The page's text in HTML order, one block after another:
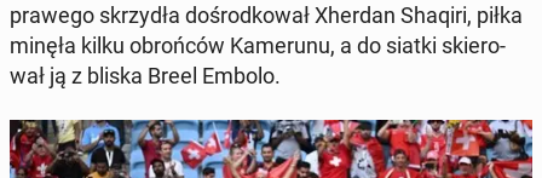
prawego skrzy­dła do­środ­ko­wał Xherdan Shaqiri, piłka
minęła kilku obroń­ców Ka­me­ru­nu, a do siatki skie­ro­
wał ją z bliska Breel Embolo.